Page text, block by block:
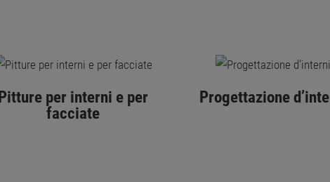
Pitture per interni e per
facciate
Progettazione